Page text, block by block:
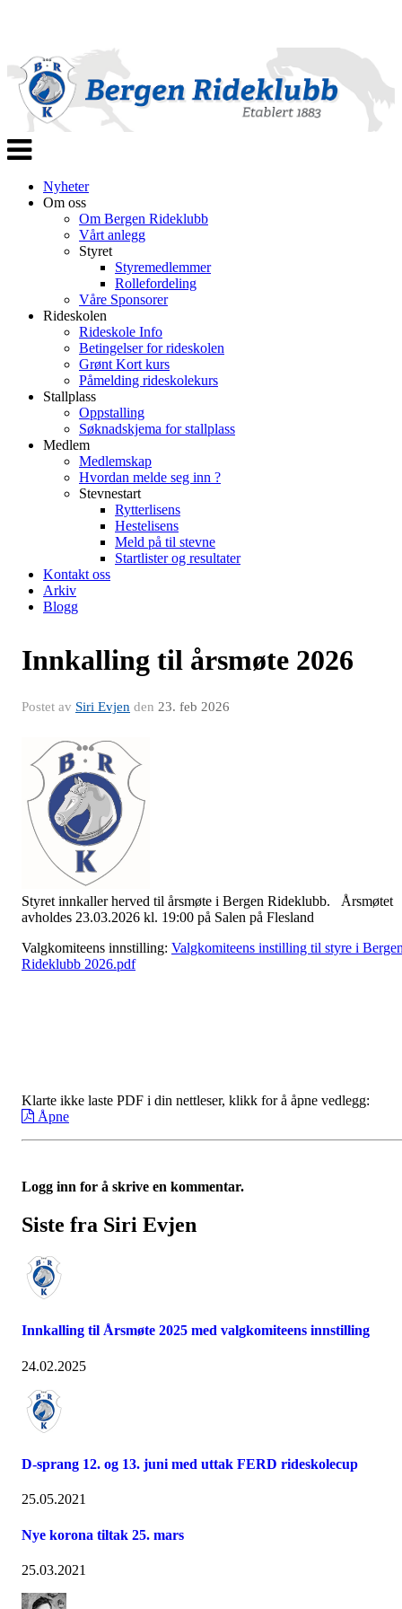
Veksle
navigasjon
Nyheter
Om oss
Om Bergen Rideklubb
Vårt anlegg
Styret
Styremedlemmer
Rollefordeling
Våre Sponsorer
Rideskolen
Rideskole Info
Betingelser for rideskolen
Grønt Kort kurs
Påmelding rideskolekurs
Stallplass
Oppstalling
Søknadskjema for stallplass
Medlem
Medlemskap
Hvordan melde seg inn ?
Stevnestart
Rytterlisens
Hestelisens
Meld på til stevne
Startlister og resultater
Kontakt oss
Arkiv
Blogg
Innkalling til årsmøte 2026
Postet av Siri Evjen den 23. feb 2026
Styret innkaller herved til årsmøte i Bergen Rideklubb. Årsmøtet
avholdes 23.03.2026 kl. 19:00 på Salen på Flesland
Valgkomiteens innstilling: Valgkomiteens instilling til styre i
Rideklubb 2026.pdf
Klarte ikke laste PDF i din nettleser, klikk for å åpne vedlegg:
Åpne
Logg inn for å skrive en kommentar.
Siste fra Siri Evjen
Innkalling til Årsmøte 2025 med valgkomiteens innstilling
24.02.2025
D-sprang 12. og 13. juni med uttak FERD rideskolecup
25.05.2021
Nye korona tiltak 25. mars
25.03.2021